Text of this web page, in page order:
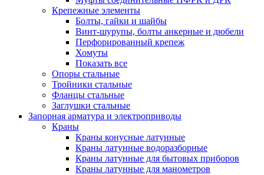
Крепежные элементы
Болты, гайки и шайбы
Винт-шурупы, болты анкерные и дюбели
Перфорированный крепеж
Хомуты
Показать все
Опоры стальные
Тройники стальные
Фланцы стальные
Заглушки стальные
Запорная арматура и электроприводы
Краны
Краны конусные латунные
Краны латунные водоразборные
Краны латунные для бытовых приборов
Краны латунные для манометров